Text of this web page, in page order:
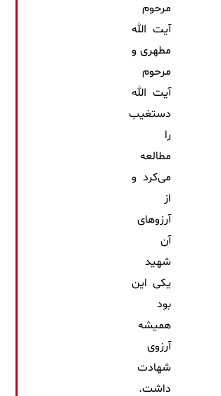
مرحوم
آیت الله
مطهری و
مرحوم
آیت الله
دستغیب
را
مطالعه
می‌کرد و
از
آرزوهای
آن
شهید
یکی این
بود
همیشه
آرزوی
شهادت
داشت.